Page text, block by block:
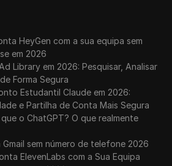
HeyGen com a sua equipa sem
em 2026
Library em 2026: Pesquisar, Analisar
Forma Segura
Estudantil Claude em 2026:
e Partilha de Conta Mais Segura
o ChatGPT? O que realmente
sem número de telefone 2026
ElevenLabs com a Sua Equipa